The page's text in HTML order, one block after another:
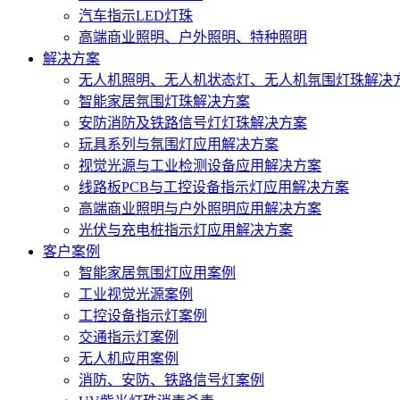
汽车指示LED灯珠
高端商业照明、户外照明、特种照明
解决方案
无人机照明、无人机状态灯、无人机氛围灯珠解决
智能家居氛围灯珠解决方案
安防消防及铁路信号灯灯珠解决方案
玩具系列与氛围灯应用解决方案
视觉光源与工业检测设备应用解决方案
线路板PCB与工控设备指示灯应用解决方案
高端商业照明与户外照明应用解决方案
光伏与充电桩指示灯应用解决方案
客户案例
智能家居氛围灯应用案例
工业视觉光源案例
工控设备指示灯案例
交通指示灯案例
无人机应用案例
消防、安防、铁路信号灯案例